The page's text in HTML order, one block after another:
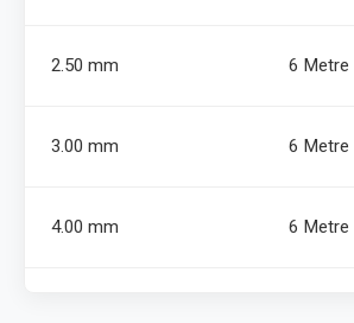
2.50 mm 6 Metre
3.00 mm 6 Metre
4.00 mm 6 Metre